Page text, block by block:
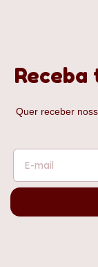
Receba
Quer receber